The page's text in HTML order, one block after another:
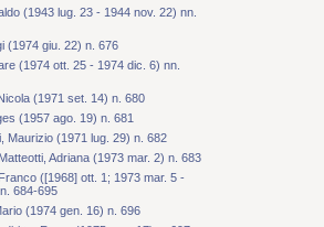
(1943 lug. 23 - 1944 nov. 22) nn.
(1974 giu. 22) n. 676
(1974 ott. 25 - 1974 dic. 6) nn.
(1971 set. 14) n. 680
(1957 ago. 19) n. 681
Maurizio (1971 lug. 29) n. 682
Adriana (1973 mar. 2) n. 683
([1968] ott. 1; 1973 mar. 5 -
684-695
(1974 gen. 16) n. 696